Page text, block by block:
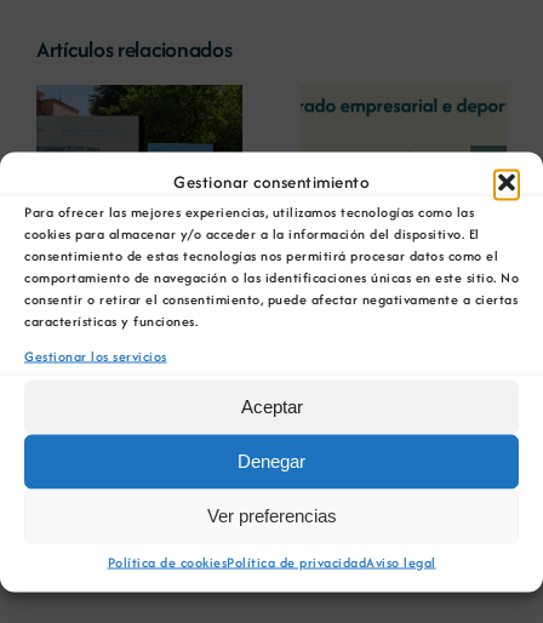
Gestionar consentimiento
Para ofrecer las mejores experiencias, utilizamos tecnologías como las
cookies para almacenar y/o acceder a la información del dispositivo. El
consentimiento de estas tecnologías nos permitirá procesar datos como el
comportamiento de navegación o las identificaciones únicas en este sitio. No
consentir o retirar el consentimiento, puede afectar negativamente a ciertas
características y funciones.
Gestionar los servicios
Aceptar
Denegar
Ver preferencias
Política de cookiesPolítica de privacidadAviso legal
Artículos relacionados
La COMG reúne a
dos líderes
empresarias con
motivo de su
Centenario para
debatir sobre el
futuro del rural
gallego
La OIPE y el
CRETUS
presentan las
últimas
innovaciones en
restauración
ambiental para la
minería gallega
Ver
imagen
más
grande